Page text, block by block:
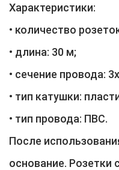
Характеристики:
• количество
• длина: 30 м;
• сечение провода:
• тип катушки:
• тип провода: ПВС.
После
основание.